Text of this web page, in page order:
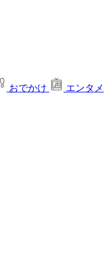
おでかけ
エンタメ